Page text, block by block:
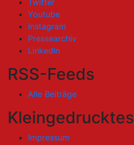
Youtube
Instagram
Pressearchiv
LinkedIn
RSS-Feeds
Alle Beiträge
Kleingedrucktes
Impressum